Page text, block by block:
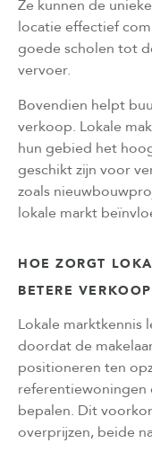
Ze kunnen de
locatie effectief
goede scholen tot
vervoer.
Bovendien helpt
verkoop. Lokale
hun gebied het
geschikt zijn voor
zoals
lokale markt
HOE ZORGT
BETERE
Lokale
doordat de
positioneren ten
referentiewoningen
bepalen. Dit
overprijzen, beide